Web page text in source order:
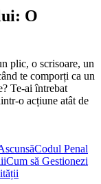
O
plic, o scrisoare, un
te comporți ca un
Te-ai întrebat
o acțiune atât de
Codul Penal
Cum să Gestionezi